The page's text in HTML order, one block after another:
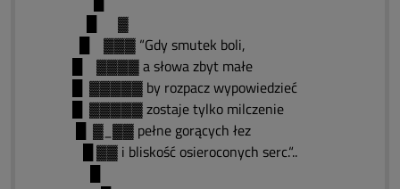
█ ▓
█ ▓▓▓ “Gdy smutek boli,
█ ▓▓▓▓ a słowa zbyt małe
█ ▓▓▓▓▓ by rozpacz wypowiedzieć
█ ▓▓▓▓▓ zostaje tylko milczenie
█ ▓_▓▓ pełne gorących łez
█ ▓▓ i bliskość osieroconych serc.“..